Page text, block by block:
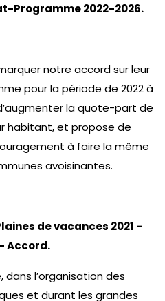
Programme 2022-2026.
notre accord sur leur
pour la période de 2022 à
la quote-part de
habitant, et propose de
à faire la même
avoisinantes.
de vacances 2021 –
Accord.
dans l’organisation des
et durant les grandes